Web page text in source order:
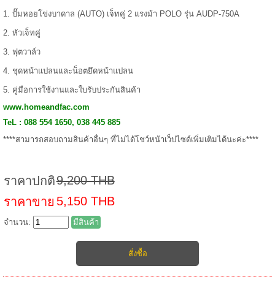
1. ปั๊มหอยโข่งบาดาล (AUTO) เจ็ทคู่ 2 แรงม้า POLO รุ่น AUDP-750A
2. หัวเจ็ทคู่
3. ฟุตวาล์ว
4. ชุดหน้าแปลนและน็อตยึดหน้าแปลน
5. คู่มือการใช้งานและใบรับประกันสินค้า
www.homeandfac.com
TeL : 088 554 1650, 038 445 885
****สามารถสอบถามสินค้าอื่นๆ ที่ไม่ได้โชว์หน้าเว็ปไซด์เพิ่มเติมได้นะค่ะ****
ราคาปกติ9,200 THB
ราคาขาย 5,150 THB
จำนวน: มีสินค้า